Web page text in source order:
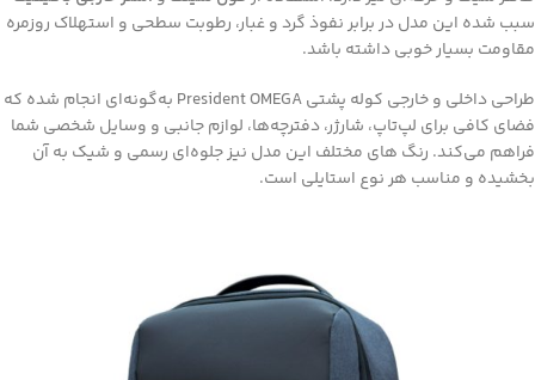
سبب شده این مدل در برابر نفوذ گرد و غبار، رطوبت سطحی و استهلاک روزمره
مقاومت بسیار خوبی داشته باشد.
طراحی داخلی و خارجی کوله پشتی President OMEGA به‌گونه‌ای انجام شده که
فضای کافی برای لپ‌تاپ، شارژر، دفترچه‌ها، لوازم جانبی و وسایل شخصی شما
فراهم می‌کند. رنگ های مختلف این مدل نیز جلوه‌ای رسمی و شیک به آن
بخشیده و مناسب هر نوع استایلی است.